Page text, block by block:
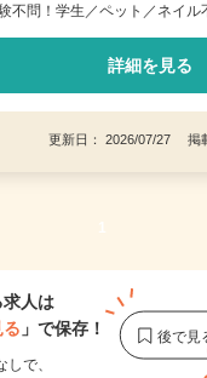
不問！学生／ペット／ネイル
詳細を見る
更新日： 2026/07/27 掲
1
人は
」で保存！
で、